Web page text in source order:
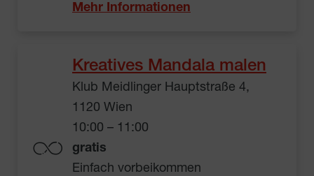
Mehr Informationen
Kreatives Mandala malen
Klub Meidlinger Hauptstraße 4,
1120 Wien
10:00 – 11:00
gratis
Einfach vorbeikommen